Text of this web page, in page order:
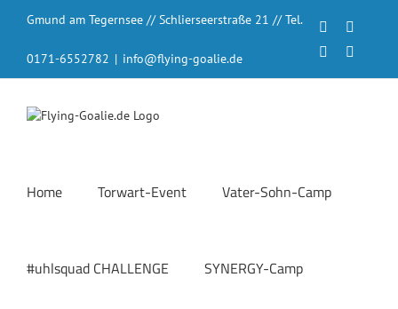
InhaltGmund am Tegernsee // Schlierseerstraße 21 // Tel.
0171-6552782 | info@flying-goalie.de
Facebook
LinkedIn
Home Torwart-Event Vater-Sohn-Camp
#uhlsquad CHALLENGE SYNERGY-Camp